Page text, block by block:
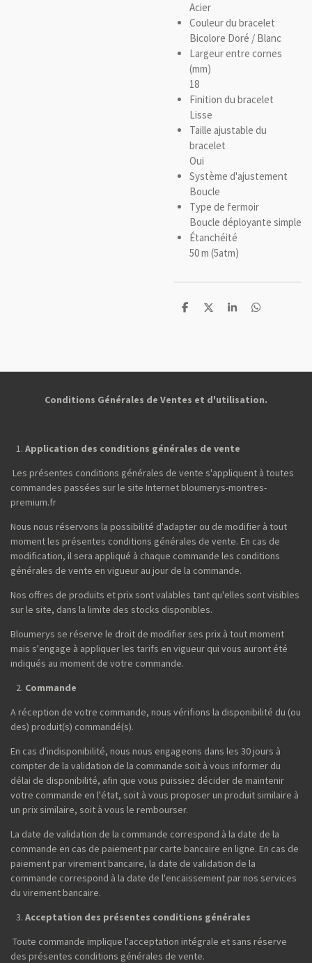
Acier
Couleur du bracelet
Bicolore Doré / Blanc
Largeur entre cornes
(mm)
18
Finition du bracelet
Lisse
Taille ajustable du
bracelet
Oui
Système d'ajustement
Boucle
Type de fermoir
Boucle déployante simple
Étanchéité
50 m (5atm)
P
e
P
e
P
e
P
e
Conditions Générales de Ventes et d'utilisation.
Application des conditions générales de vente
Les présentes conditions générales de vente s'appliquent à toutes
commandes passées sur le site Internet bloumerys-montres-
premium.fr
Nous nous réservons la possibilité d'adapter ou de modifier à tout
moment les présentes conditions générales de vente. En cas de
modification, il sera appliqué à chaque commande les conditions
générales de vente en vigueur au jour de la commande.
Nos offres de produits et prix sont valables tant qu'elles sont visibles
sur le site, dans la limite des stocks disponibles.
Bloumerys se réserve le droit de modifier ses prix à tout moment
mais s'engage à appliquer les tarifs en vigueur qui vous auront été
indiqués au moment de votre commande.
Commande
A réception de votre commande, nous vérifions la disponibilité du (ou
des) produit(s) commandé(s).
En cas d'indisponibilité, nous nous engageons dans les 30 jours à
compter de la validation de la commande soit à vous informer du
délai de disponibilité, afin que vous puissiez décider de maintenir
votre commande en l'état, soit à vous proposer un produit similaire à
un prix similaire, soit à vous le rembourser.
La date de validation de la commande correspond à la date de la
commande en cas de paiement par carte bancaire en ligne. En cas de
paiement par virement bancaire, la date de validation de la
commande correspond à la date de l'encaissement par nos services
du virement bancaire.
Acceptation des présentes conditions générales
Toute commande implique l'acceptation intégrale et sans réserve
des présentes conditions générales de vente.